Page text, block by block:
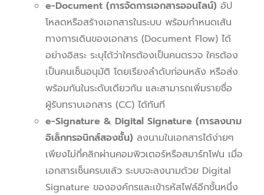
e-Document (การจัดการเอกสารออนไลน์)อัป
โหลดหรือสร้างเอกสารในระบบ พร้อมกำหนดเส้น
ทางการเดินของเอกสาร (Document Flow) ได้
อย่างอิสระ ระบุได้ว่าใครต้องเป็นคนตรวจ ใครต้อง
เป็นคนเซ็นอนุมัติ โดยเรียงลำดับก่อนหลัง หรือส่ง
พร้อมกันในระดับเดียวกัน และสามารถเพิ่มรายชื่อ
ผู้รับทราบเอกสาร (CC) ได้ทันที
e-Signature & Digital Signature (การลงนาม
อิเล็กทรอนิกส์สองชั้น)ลงนามในเอกสารได้ง่ายๆ
เพียงไม่กี่คลิกผ่านคอมพิวเตอร์หรือสมาร์ทโฟน เมื่อ
เอกสารเซ็นครบแล้ว ระบบจะลงนามด้วย Digital
Signature ขององค์กรและเข้ารหัสไฟล์อีกชั้นหนึ่ง